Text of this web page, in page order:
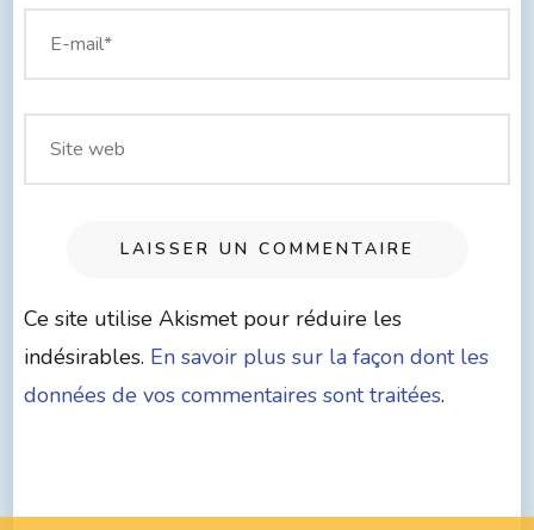
Ce site utilise Akismet pour réduire les
indésirables. En savoir plus sur la façon dont les
données de vos commentaires sont traitées.